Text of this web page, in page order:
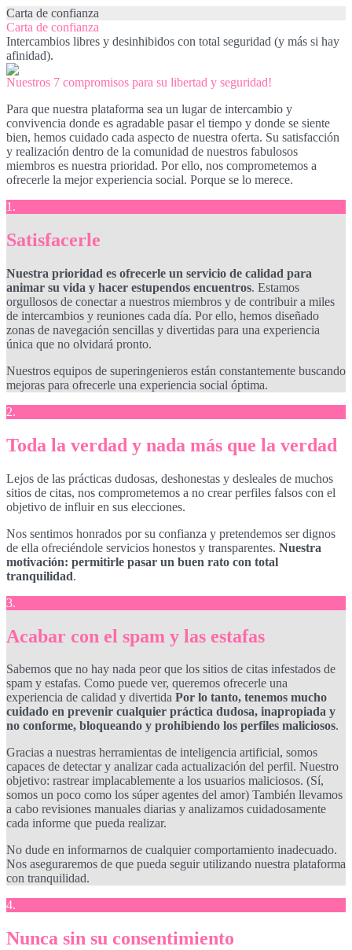
Carta de confianza
Carta de confianza
Intercambios libres y desinhibidos con total seguridad (y más si hay
afinidad).
Nuestros 7 compromisos para su libertad y seguridad!
Para que nuestra plataforma sea un lugar de intercambio y
convivencia donde es agradable pasar el tiempo y donde se siente
bien, hemos cuidado cada aspecto de nuestra oferta. Su satisfacción
y realización dentro de la comunidad de nuestros fabulosos
miembros es nuestra prioridad. Por ello, nos comprometemos a
ofrecerle la mejor experiencia social. Porque se lo merece.
1.
Satisfacerle
Nuestra prioridad es ofrecerle un servicio de calidad para
animar su vida y hacer estupendos encuentros. Estamos
orgullosos de conectar a nuestros miembros y de contribuir a miles
de intercambios y reuniones cada día. Por ello, hemos diseñado
zonas de navegación sencillas y divertidas para una experiencia
única que no olvidará pronto.
Nuestros equipos de superingenieros están constantemente buscando
mejoras para ofrecerle una experiencia social óptima.
2.
Toda la verdad y nada más que la verdad
Lejos de las prácticas dudosas, deshonestas y desleales de muchos
sitios de citas, nos comprometemos a no crear perfiles falsos con el
objetivo de influir en sus elecciones.
Nos sentimos honrados por su confianza y pretendemos ser dignos
de ella ofreciéndole servicios honestos y transparentes. Nuestra
motivación: permitirle pasar un buen rato con total
tranquilidad.
3.
Acabar con el spam y las estafas
Sabemos que no hay nada peor que los sitios de citas infestados de
spam y estafas. Como puede ver, queremos ofrecerle una
experiencia de calidad y divertida Por lo tanto, tenemos mucho
cuidado en prevenir cualquier práctica dudosa, inapropiada y
no conforme, bloqueando y prohibiendo los perfiles maliciosos.
Gracias a nuestras herramientas de inteligencia artificial, somos
capaces de detectar y analizar cada actualización del perfil. Nuestro
objetivo: rastrear implacablemente a los usuarios maliciosos. (Sí,
somos un poco como los súper agentes del amor) También llevamos
a cabo revisiones manuales diarias y analizamos cuidadosamente
cada informe que pueda realizar.
No dude en informarnos de cualquier comportamiento inadecuado.
Nos aseguraremos de que pueda seguir utilizando nuestra plataforma
con tranquilidad.
4.
Nunca sin su consentimiento